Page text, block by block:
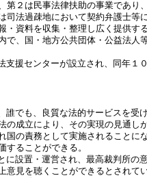
２は民事法律扶助の事業であり
法過疎地において契約弁護士等
・資料を収集・整理し広く提供す
で、国・地方公共団体・公益法人
援センターが設立され、同年１
でも、良質な法的サービスを受
の成立により、その実現の見通し
国の責務として実施されることに
ることができる。
に設置・運営され、最高裁判所の
見を聴くことができるとされて